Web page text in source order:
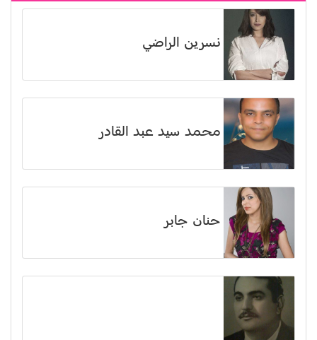
نسرين الراضي
محمد سيد عبد القادر
حنان جابر